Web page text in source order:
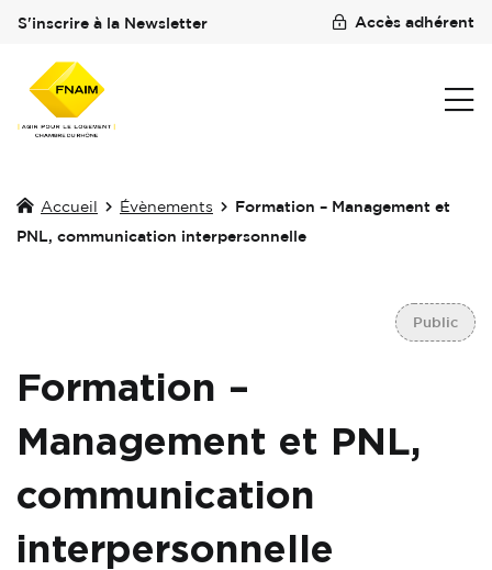
S'inscrire à la Newsletter Accès adhérent
Accueil Évènements
Formation – Management et
PNL, communication interpersonnelle
Public
Formation –
Management et PNL,
communication
interpersonnelle